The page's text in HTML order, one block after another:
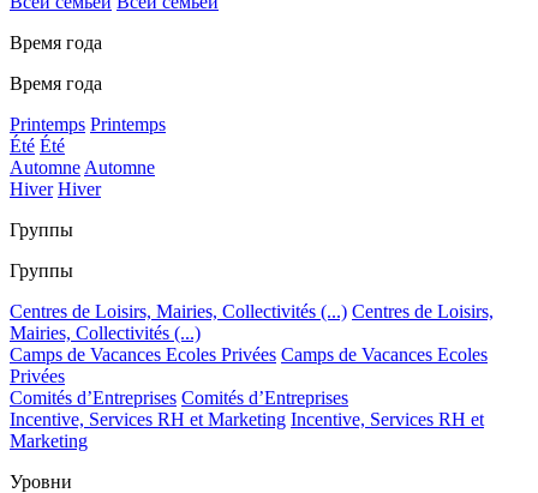
Время года
Время года
Printemps Printemps
Été Été
Automne Automne
Hiver Hiver
Группы
Группы
Centres de Loisirs, Mairies, Collectivités (...) Centres de Loisirs,
Mairies, Collectivités (...)
Camps de Vacances Ecoles Privées Camps de Vacances Ecoles
Privées
Comités d’Entreprises Comités d’Entreprises
Incentive, Services RH et Marketing Incentive, Services RH et
Marketing
Уровни